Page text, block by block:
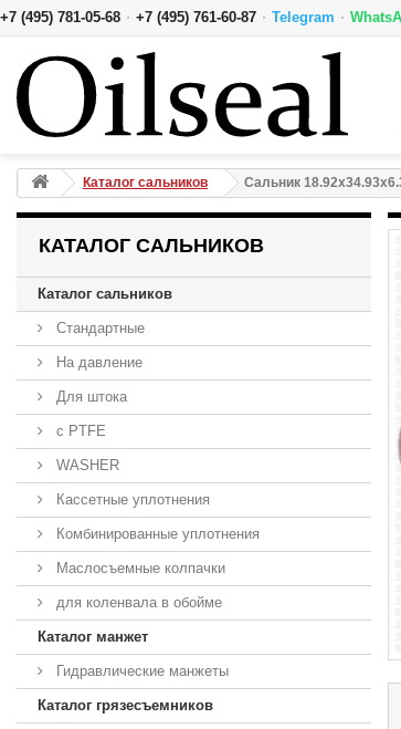
+7 (495) 781-05-68 · +7 (495) 761-60-87 · Telegram ·
Каталог сальников Сальник
КАТАЛОГ САЛЬНИКОВ
Каталог сальников
Стандартные
На давление
Для штока
с PTFE
WASHER
Кассетные уплотнения
Комбинированные уплотнения
Маслосъемные колпачки
для коленвала в обойме
Каталог манжет
Гидравлические манжеты
Каталог грязесъемников
Сальник 18.92x34.93x6.35 TCN1 Viton 80-